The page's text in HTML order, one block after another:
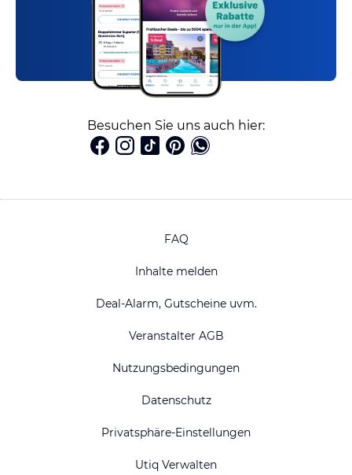
Besuchen Sie uns auch hier:
FAQ
Inhalte melden
Deal-Alarm, Gutscheine uvm.
Veranstalter AGB
Nutzungsbedingungen
Datenschutz
Privatsphäre-Einstellungen
Utiq Verwalten